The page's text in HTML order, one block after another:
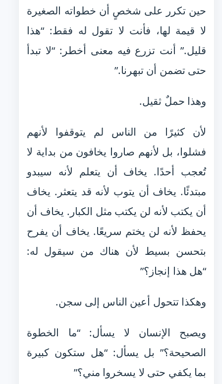
حين تكرر على شخصٍ أن خطواته الصغيرة
لا قيمة لها، فأنت لا تقول له فقط: “هذا
قليل.” أنت تزرع فيه معنى أخطر: “لا تبدأ
حتى تضمن أن تبهرنا.”
وهذا حملٌ ثقيل.
لأن كثيرًا من الناس لم يتوقفوا لأنهم
فشلوا، بل لأنهم صاروا يخافون من بداية لا
تُعجب أحدًا. يخاف أن يتعلم لأنه سيبدو
مبتدئًا. يخاف أن يتوب لأنه قد يتعثر. يخاف
أن يكتب لأنه لن يكتب مثل الكبار. يخاف أن
يحفظ لأنه لن يختم سريعًا. يخاف أن يفرح
بتحسن بسيط لأن هناك من سيقول له:
“هل هذا إنجاز؟”
وهكذا تتحول أعين الناس إلى سجن.
ويصبح الإنسان لا يسأل: “ما الخطوة
الصحيحة؟” بل يسأل: “هل ستكون كبيرة
بما يكفي حتى لا يسخروا مني؟”